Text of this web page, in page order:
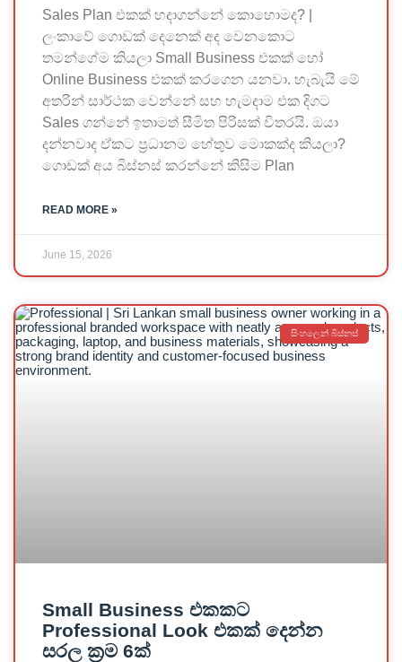
Sales Plan එකක් හදාගන්නේ කොහොමද? |
ලංකාවේ ගොඩක් දෙනෙක් අද වෙනකොට
තමන්ගේම කියලා Small Business එකක් හෝ
Online Business එකක් කරගෙන යනවා. හැබැයි මේ
අතරින් සාර්ථක වෙන්නේ සහ හැමදාම එක දිගට
Sales ගන්නේ ඉතාමත් සීමිත පිරිසක් විතරයි. ඔයා
දන්නවාද ඒකට ප්‍රධානම හේතුව මොකක්ද කියලා?
ගොඩක් අය බිස්නස් කරන්නේ කිසිම Plan
READ MORE »
June 15, 2026
සිංහලෙන් බිස්නස්
Small Business එකකට
Professional Look එකක් දෙන්න
සරල ක්‍රම 6ක්